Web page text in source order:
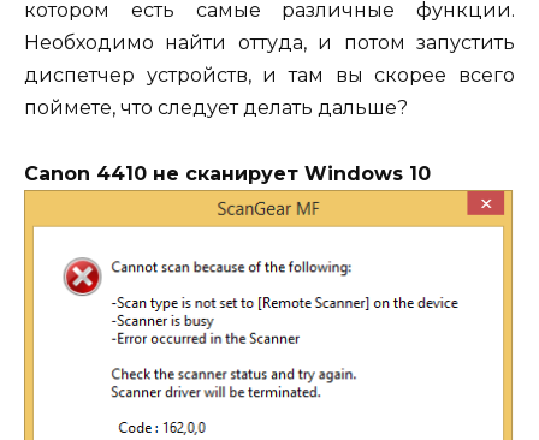
котором есть самые различные функции.
Необходимо найти оттуда, и потом запустить
диспетчер устройств, и там вы скорее всего
поймете, что следует делать дальше?
Canon 4410 не сканирует Windows 10